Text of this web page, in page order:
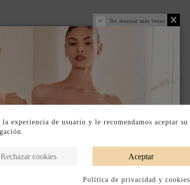
en la misma categoría
No mostrar más veces
experiencia de usuario y le recomendamos aceptar su
Aceptar
Rechazar cookies
Política de privacidad y cookies